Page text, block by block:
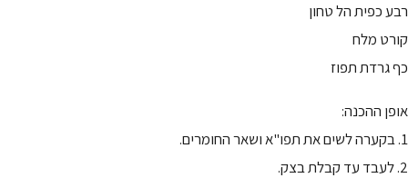
רבע כפית הל טחון
קורט מלח
כף גרדת תפוז
אופן ההכנה:
1. בקערה לשים את תפו"א ושאר החומרים.
2. לעבד עד קבלת בצק.